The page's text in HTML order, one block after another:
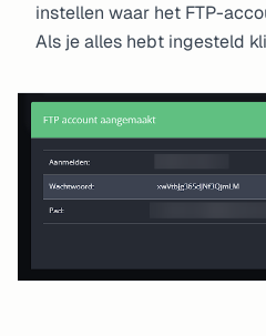
instellen waar het FTP-
Als je alles hebt ingesteld